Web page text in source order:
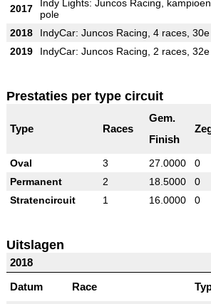
2017
Indy Lights: Juncos Racing,
pole
2018
IndyCar: Juncos Racing, 4 races, 30e
2019
IndyCar: Juncos Racing, 2 races, 32e
Prestaties per type circuit
Type Races
Gem.
Finish
Oval 3 27.0000 0
Permanent
2 18.5000 0
Stratencircuit
1 16.0000 0
Uitslagen
2018
Datum
Race